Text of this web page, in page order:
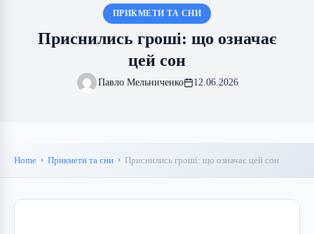
ПРИКМЕТИ ТА СНИ
Приснились гроші: що означає
цей сон
Павло Мельниченко 12.06.2026
Home Прикмети та сни Приснились гроші: що означає цей сон